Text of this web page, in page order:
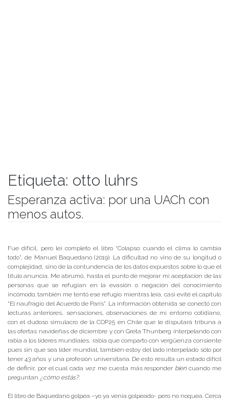
Etiqueta: otto luhrs
Esperanza activa: por una UACh con
menos autos.
Fue difícil, pero leí completo el libro “Colapso: cuando el clima lo cambia
todo”, de Manuel Baquedano (2019). La dificultad no vino de su longitud o
complejidad, sino de la contundencia de los datos expuestos sobre lo que el
título anuncia. Me abrumó, hasta el punto de mejorar mi aceptación de las
personas que se refugian en la evasión o negación del conocimiento
incómodo; también me tentó ese refugio mientras leía, casi evité el capítulo
“El naufragio del Acuerdo de París”. La información obtenida se conectó con
lecturas anteriores, sensaciones, observaciones de mi entorno cotidiano,
con el dudoso simulacro de la COP25 en Chile que le disputará tribuna a
las ofertas navideñas de diciembre y con Greta Thunberg interpelando con
rabia a los líderes mundiales, rabia que comparto con vergüenza consiente
pues sin que sea líder mundial, también estoy del lado interpelado sólo por
tener 43 años y una profesión universitaria. De esto resulta un estado difícil
de definir, por el cual cada vez me cuesta más responder bien cuando me
preguntan ¿cómo estás?.
El libro de Baquedano golpea –yo ya venía golpeado- pero no noquea. Cerca